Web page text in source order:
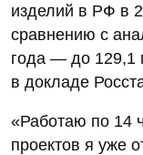
изделий в РФ в
сравнению с
года — до 129,1
в докладе
«Работаю по 14
проектов я уже